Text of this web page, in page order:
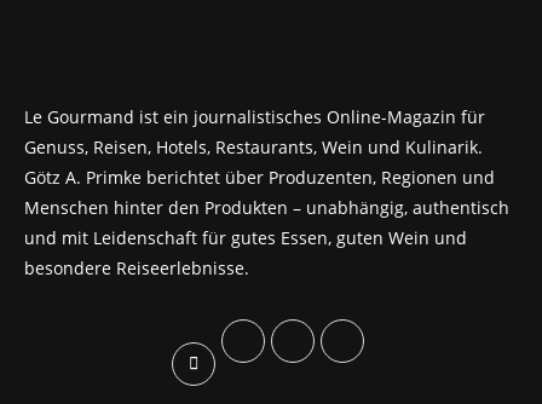
Le Gourmand ist ein journalistisches Online-Magazin für
Genuss, Reisen, Hotels, Restaurants, Wein und Kulinarik.
Götz A. Primke berichtet über Produzenten, Regionen und
Menschen hinter den Produkten – unabhängig, authentisch
und mit Leidenschaft für gutes Essen, guten Wein und
besondere Reiseerlebnisse.